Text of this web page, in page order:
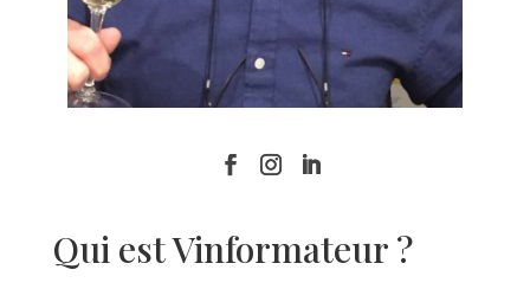
Qui est Vinformateur ?